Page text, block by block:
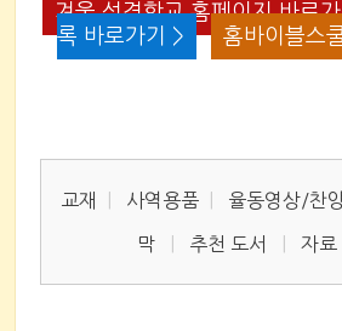
겨울 성경학교 홈페이지 바로
록 바로가기 >
홈바이블스
교재 사역용품 율동영상/찬
막 추천 도서 자료